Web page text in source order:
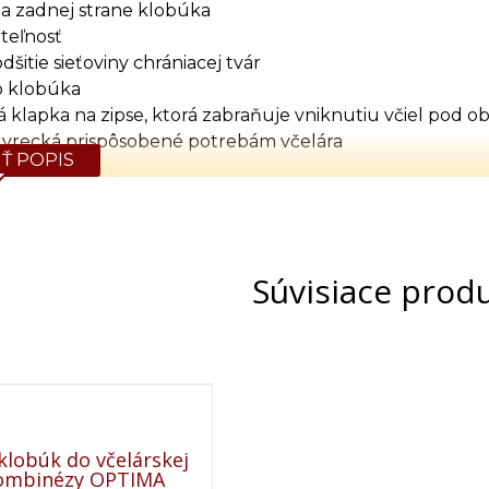
zadnej strane klobúka
sieťoviny chrániacej tvár
klobúka
klapka na zipse, ktorá zabraňuje vniknutiu včiel pod
prispôsobené potrebám včelára
Obvod pása
188 144
192 148
POPIS
Súvisiace
do včelárskej
OPTIMA